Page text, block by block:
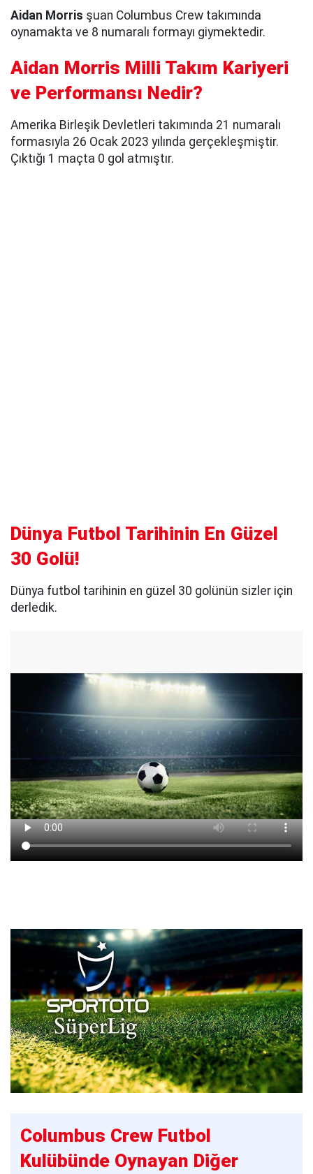
Aidan Morris şuan Columbus Crew takımında
oynamakta ve 8 numaralı formayı giymektedir.
Aidan Morris Milli Takım Kariyeri
ve Performansı Nedir?
Amerika Birleşik Devletleri takımında 21 numaralı
formasıyla 26 Ocak 2023 yılında gerçekleşmiştir.
Çıktığı 1 maçta 0 gol atmıştır.
Dünya Futbol Tarihinin En Güzel
30 Golü!
Dünya futbol tarihinin en güzel 30 golünün sizler için
derledik.
Columbus Crew Futbol
Kulübünde Oynayan Diğer